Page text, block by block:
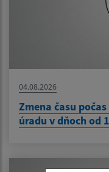
04.08.2026
Zmena času
úradu v dňoch od